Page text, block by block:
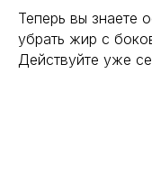
Теперь вы знаете
убрать жир с
Действуйте уже